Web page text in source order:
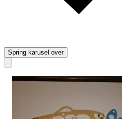
Spring karusel over